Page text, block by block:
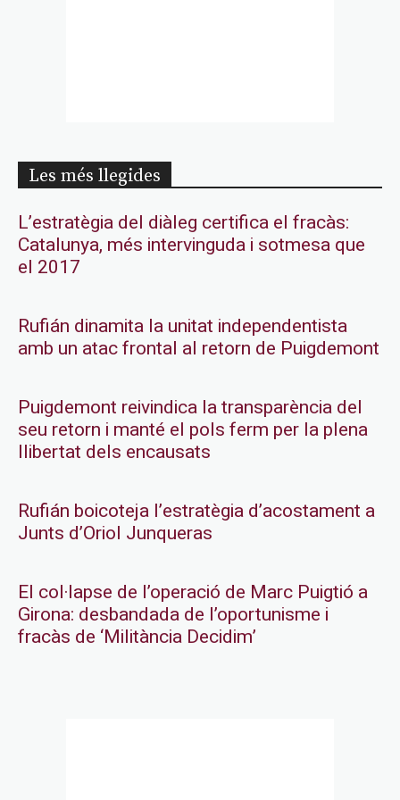
Les més llegides
L’estratègia del diàleg certifica el fracàs:
Catalunya, més intervinguda i sotmesa que
el 2017
Rufián dinamita la unitat independentista
amb un atac frontal al retorn de Puigdemont
Puigdemont reivindica la transparència del
seu retorn i manté el pols ferm per la plena
llibertat dels encausats
Rufián boicoteja l’estratègia d’acostament a
Junts d’Oriol Junqueras
El col·lapse de l’operació de Marc Puigtió a
Girona: desbandada de l’oportunisme i
fracàs de ‘Militància Decidim’